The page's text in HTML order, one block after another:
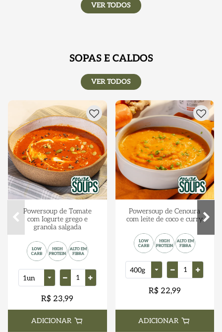
VER TODOS
SOPAS E CALDOS
VER TODOS
Powersoup de Tomate
com Iogurte grego e
granola salgada
R$ 23,99
ADICIONAR
Powersoup de Cenoura
com leite de coco e curry
R$ 22,99
ADICIONAR